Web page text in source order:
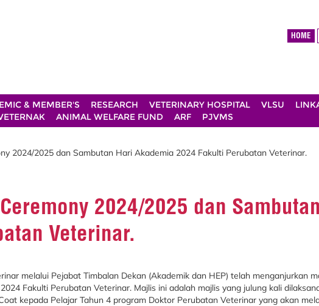
HOME
& MEMBER'S RESEARCH VETERINARY HOSPITAL VLSU
ANIMAL WELFARE FUND ARF PJVMS
2024/2025 dan Sambutan Hari Akademia 2024 Fakulti Perubatan Veterinar.
2024/2025 dan
Veterinar.
melalui Pejabat Timbalan Dekan (Akademik dan HEP) telah menganjurkan
Fakulti Perubatan Veterinar. Majlis ini adalah majlis yang julung kali
kepada Pelajar Tahun 4 program Doktor Perubatan Veterinar yang akan